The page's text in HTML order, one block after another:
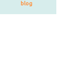
blog